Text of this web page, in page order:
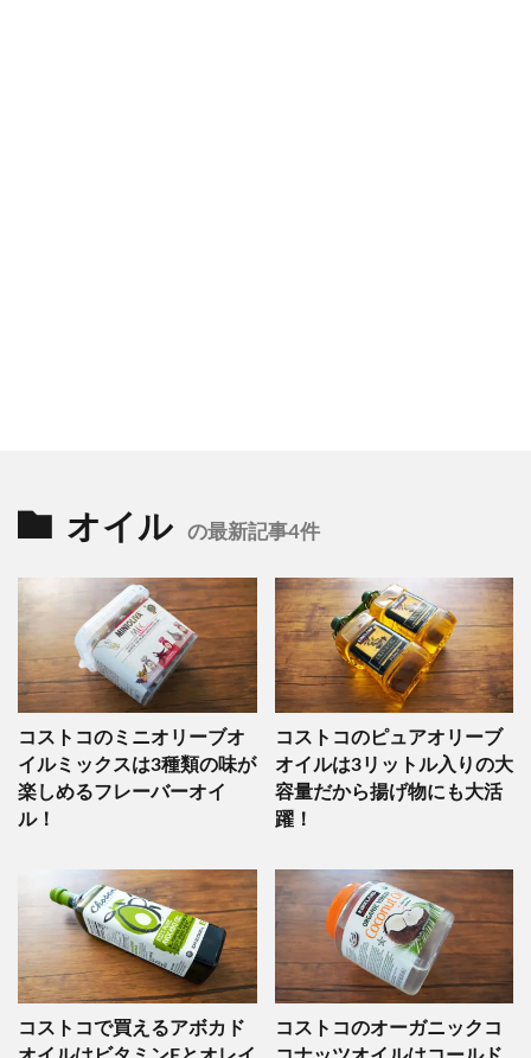
オイル の最新記事4件
コストコのミニオリーブオ
イルミックスは3種類の味が
楽しめるフレーバーオイ
ル！
コストコのピュアオリーブ
オイルは3リットル入りの大
容量だから揚げ物にも大活
躍！
コストコで買えるアボカド
コストコのオーガニックコ